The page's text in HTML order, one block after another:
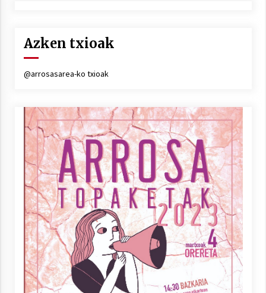
Azken txioak
@arrosasarea-ko txioak